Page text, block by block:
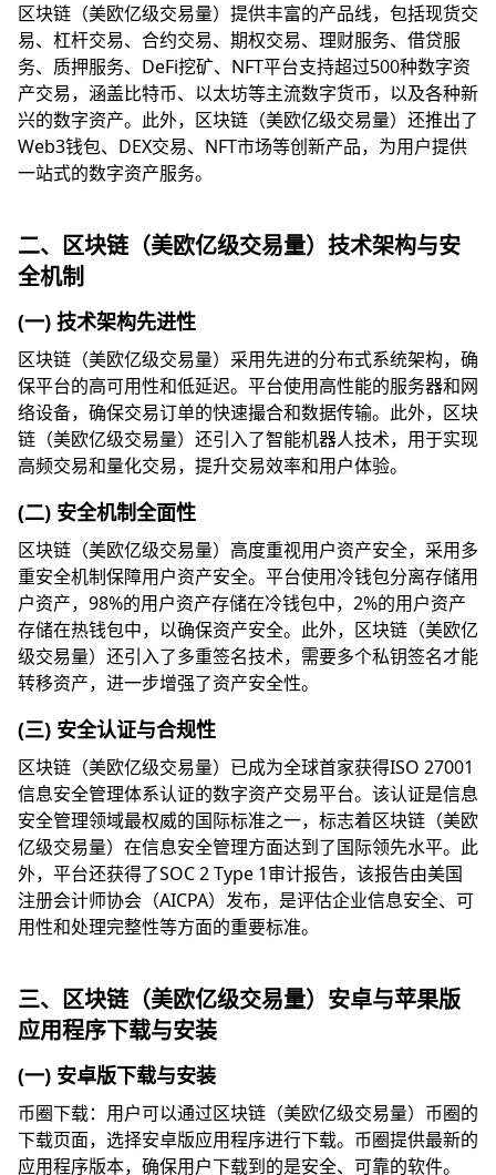
区块链（美欧亿级交易量）提供丰富的产品线，包括现货交
易、杠杆交易、合约交易、期权交易、理财服务、借贷服
务、质押服务、DeFi挖矿、NFT平台支持超过500种数字资
产交易，涵盖比特币、以太坊等主流数字货币，以及各种新
兴的数字资产。此外，区块链（美欧亿级交易量）还推出了
Web3钱包、DEX交易、NFT市场等创新产品，为用户提供
一站式的数字资产服务。
二、区块链（美欧亿级交易量）技术架构与安
全机制
(一) 技术架构先进性
区块链（美欧亿级交易量）采用先进的分布式系统架构，确
保平台的高可用性和低延迟。平台使用高性能的服务器和网
络设备，确保交易订单的快速撮合和数据传输。此外，区块
链（美欧亿级交易量）还引入了智能机器人技术，用于实现
高频交易和量化交易，提升交易效率和用户体验。
(二) 安全机制全面性
区块链（美欧亿级交易量）高度重视用户资产安全，采用多
重安全机制保障用户资产安全。平台使用冷钱包分离存储用
户资产，98%的用户资产存储在冷钱包中，2%的用户资产
存储在热钱包中，以确保资产安全。此外，区块链（美欧亿
级交易量）还引入了多重签名技术，需要多个私钥签名才能
转移资产，进一步增强了资产安全性。
(三) 安全认证与合规性
区块链（美欧亿级交易量）已成为全球首家获得ISO 27001
信息安全管理体系认证的数字资产交易平台。该认证是信息
安全管理领域最权威的国际标准之一，标志着区块链（美欧
亿级交易量）在信息安全管理方面达到了国际领先水平。此
外，平台还获得了SOC 2 Type 1审计报告，该报告由美国
注册会计师协会（AICPA）发布，是评估企业信息安全、可
用性和处理完整性等方面的重要标准。
三、区块链（美欧亿级交易量）安卓与苹果版
应用程序下载与安装
(一) 安卓版下载与安装
币圈下载：用户可以通过区块链（美欧亿级交易量）币圈的
下载页面，选择安卓版应用程序进行下载。币圈提供最新的
应用程序版本，确保用户下载到的是安全、可靠的软件。